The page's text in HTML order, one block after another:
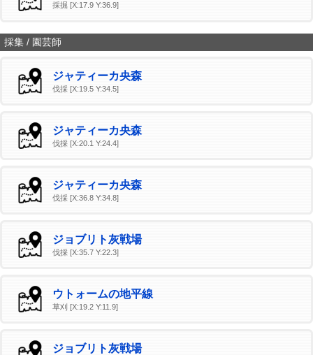
採掘 [X:17.9 Y:36.9]
採集 / 園芸師
ジャティーカ央森
伐採 [X:19.5 Y:34.5]
ジャティーカ央森
伐採 [X:20.1 Y:24.4]
ジャティーカ央森
伐採 [X:36.8 Y:34.8]
ジョブリト灰戦場
伐採 [X:35.7 Y:22.3]
ウトォームの地平線
草刈 [X:19.2 Y:11.9]
ジョブリト灰戦場